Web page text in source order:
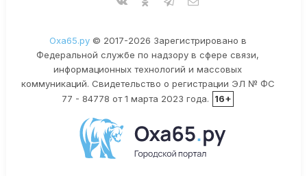
Оха65.ру© 2017-2026 Зарегистрировано в
Федеральной службе по надзору в сфере связи,
информационных технологий и массовых
коммуникаций. Свидетельство о регистрации ЭЛ № ФС
77 - 84778 от 1 марта 2023 года.
16+